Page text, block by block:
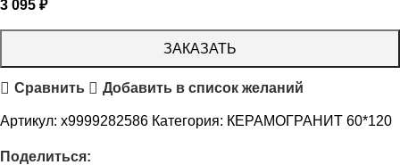
3 095 ₽
ЗАКАЗАТЬ
Сравнить Добавить в список желаний
Артикул: х9999282586 Категория: КЕРАМОГРАНИТ 60*120
Поделиться: